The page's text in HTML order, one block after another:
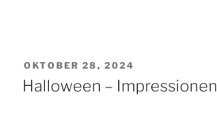
VERÖFFENTLICHT
AM
OKTOBER 28, 2024
Halloween – Impressionen